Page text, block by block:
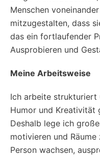
Menschen
mitzugestalten, dass
das ein fortlaufender
Ausprobieren und
Meine Arbeitsweise
Ich arbeite strukturiert
Humor und Kreativität
Deshalb lege ich
motivieren und
Person wachsen,